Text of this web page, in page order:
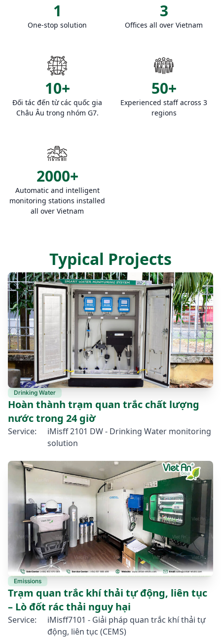
1
One-stop solution
3
Offices all over Vietnam
10+
Đối tác đến từ các quốc gia
Châu Âu trong nhóm G7.
50+
Experienced staff across 3
regions
2000+
Automatic and intelligent
monitoring stations installed
all over Vietnam
Typical Projects
Drinking Water
Hoàn thành trạm quan trắc chất lượng
nước trong 24 giờ
Service:
iMisff 2101 DW - Drinking Water monitoring
solution
Emissions
Trạm quan trắc khí thải tự động, liên tục
– Lò đốt rác thải nguy hại
Service:
iMisff7101 - Giải pháp quan trắc khí thải tự
động, liên tục (CEMS)